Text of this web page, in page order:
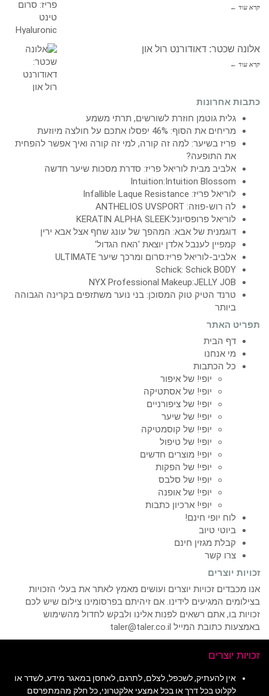
קרא עוד ←
אלונה שכטר: דאודורנט רול און
קרא עוד ←
כתבות אחרונות
גלית גוטמן חוזרת לשורשים, תרתי משמע
מריחים את הסוף: 46% יפסלו אתכם על חולצה מיוזעת
פריז בשיער: למה זה קורה, למי זה קורה ואיך אפשר להפחית
את התופעה?
אלביב מבית לוריאל פריז: סדרת מסכות שיער חדשה
Intuition:Intuition Blossom
לוריאל פריז: Infallible Laque Resistance
לה רוש-פוזה: ANTHELIOS UVSPORT
לוריאל פרופסיונל:KERATIN ALPHA SLEEK
דוגמנית של אבא: המהפך של עונג שחף אצל אבא ירין
קמפיין לענבל אלדן יוצאת 'האח הגדול'
אלביב-לוריאל פריז:סרום ומרכך שיער ULTIMATE
Schick: Schick BODY
NYX Professional Makeup:JELLY JOB
טרנד הטיק טוק המסוכן: בני נוער משתזפים בקרינה הגבוהה
ביותר
תפריט האתר
דף הבית
מי אנחנו
כל הכתבות
יופי! של איפור
יופי! של אסתטיקה
יופי! של ציפורניים
יופי! של שיער
יופי! של קוסמטיקה
יופי! של טיפול
יופי! מוצרים חדשים
יופי! של הפקות
יופי! של סלבס
יופי! של אופנה
יופי! ארכיון כתבות
לוח יופי חינם!
ביוטי טיוב
קבלת מגזין חינם
צרו קשר
זכויות יוצרים
אנו מכבדים זכויות יוצרים ועושים מאמץ לאתר את בעלי הזכויות
בצילומים המגיעים לידינו. אם זיהיתם בפרסומינו צילום שיש לכם
זכויות בו, אתם רשאים לפנות אלינו ולבקש לחדול מהשימוש
באמצעות כתובת המייל taler@taler.co.il
זכויות יוצרים
אין להעתיק, לשכפל, לצלם, לתרגם, לאחסן במאגר מידע, לשדר או
לקלוט בכל דרך או בכל אמצעי אלקטרוני, כל חלק מהמתפרסם